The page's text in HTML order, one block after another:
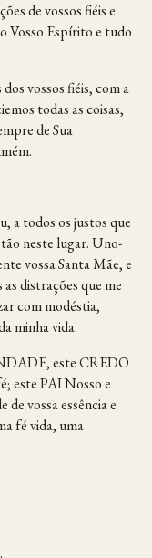
de vossos fiéis e
Vosso Espírito e tudo
vossos fiéis, com a
todas as coisas,
de Sua
a todos os justos que
neste lugar. Uno-
vossa Santa Mãe, e
distrações que me
com modéstia,
minha vida.
este CREDO
este PAI Nosso e
vossa essência e
fé vida, uma